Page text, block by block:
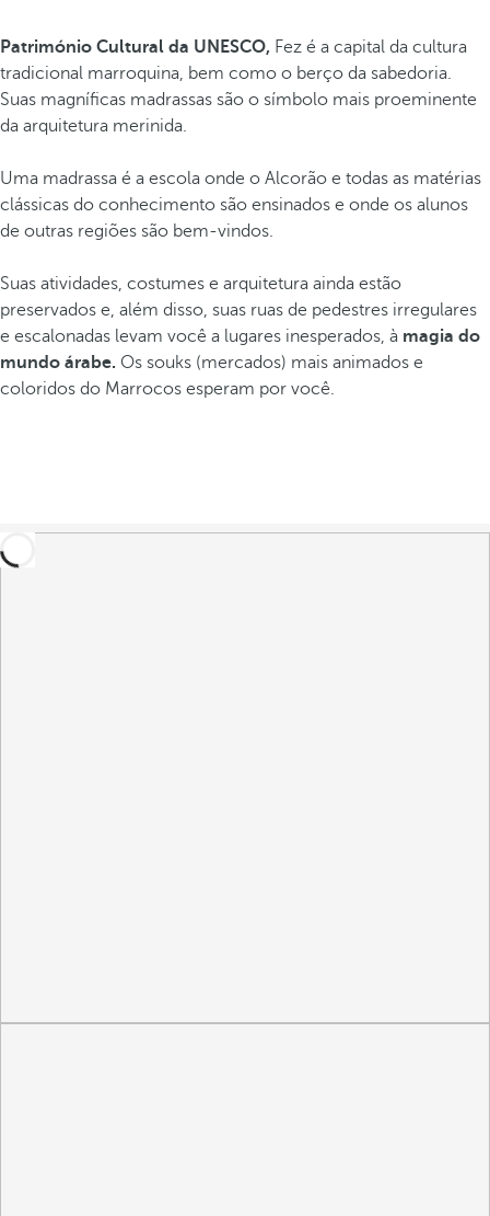
Património Cultural da UNESCO, Fez é a capital da cultura
tradicional marroquina, bem como o berço da sabedoria.
Suas magníficas madrassas são o símbolo mais proeminente
da arquitetura merinida.
Uma madrassa é a escola onde o Alcorão e todas as matérias
clássicas do conhecimento são ensinados e onde os alunos
de outras regiões são bem-vindos.
Suas atividades, costumes e arquitetura ainda estão
preservados e, além disso, suas ruas de pedestres irregulares
e escalonadas levam você a lugares inesperados, à magia do
mundo árabe. Os souks (mercados) mais animados e
coloridos do Marrocos esperam por você.